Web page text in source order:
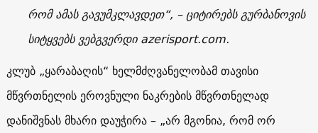
რომ ამას გავუმკლავდეთ“, – ციტირებს გურბანოვის
სიტყვებს ვებგვერდი azerisport.com.
კლუბ „ყარაბაღის“ ხელმძღვანელობამ თავისი
მწვრთნელის ეროვნული ნაკრების მწვრთნელად
დანიშვნას მხარი დაუჭირა – „არ მგონია, რომ ორ